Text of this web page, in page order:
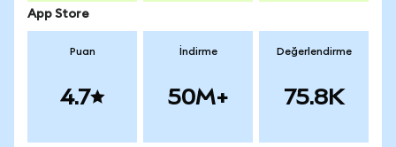
App Store
Puan
4.7
İndirme
50M+
Değerlendirme
75.8K